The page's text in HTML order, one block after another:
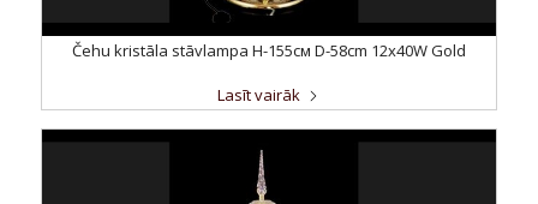
Čehu kristāla stāvlampa H-155см D-58cm 12x40W Gold
Lasīt vairāk